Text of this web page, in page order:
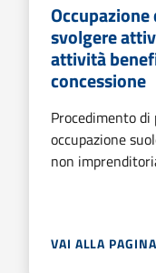
svolgere
attività
concessione
Procedimento di
occupazione
non
VAI ALLA PAGINA